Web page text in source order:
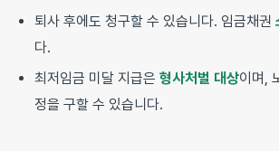
퇴사 후에도 청구할 수 있습니다. 임금채권
다.
최저임금 미달 지급은 형사처벌 대상이며,
정을 구할 수 있습니다.